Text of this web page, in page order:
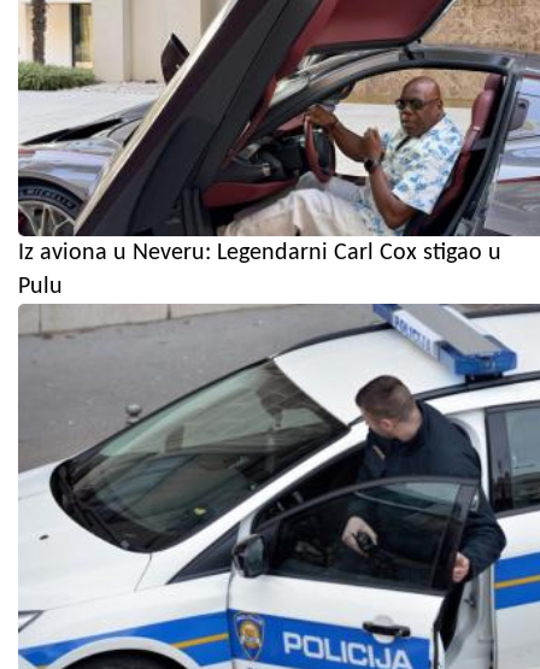
Iz aviona u Neveru: Legendarni Carl Cox stigao u
Pulu